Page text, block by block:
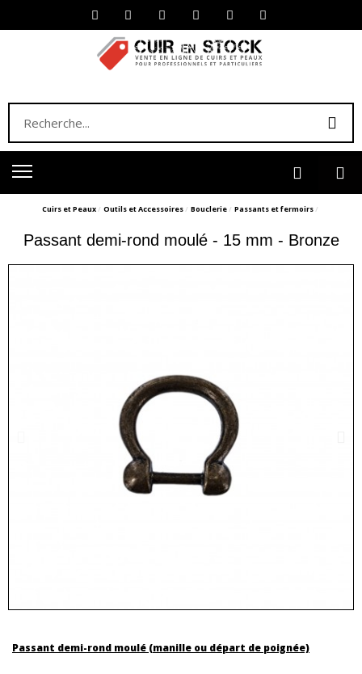
Cuirs et Peaux Outils et Accessoires Bouclerie Passants et fermoirs
Passant demi-rond moulé - 15 mm - Bronze
Passant demi-rond moulé (manille ou départ de poignée)